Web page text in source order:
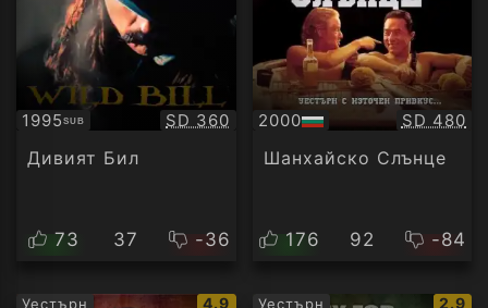
1995SUB
Субтитри Качество:
SD 360
Дивият Бил
73 37 -36
2000
БГ
аудио
SD 480
Шанхайско Слънце
176 92 -84
Уестърн IMDb
4.9 Уестърн IMDb
2.9